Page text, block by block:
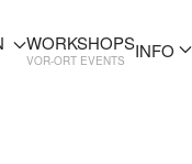
WORKSHOPS
VOR-ORT EVENTS INFO